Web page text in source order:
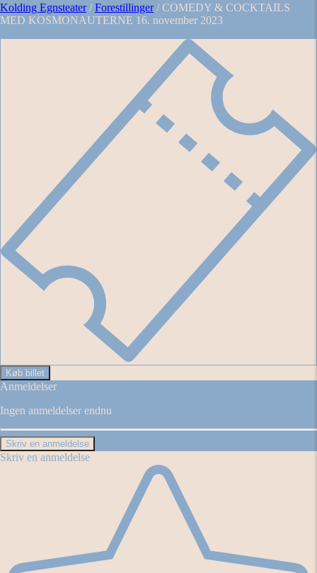
Kolding Egnsteater/Forestillinger/COMEDY & COCKTAILS
MED KOSMONAUTERNE 16. november 2023
Køb billet
Anmeldelser
Ingen anmeldelser endnu
Skriv en anmeldelse
Skriv en anmeldelse